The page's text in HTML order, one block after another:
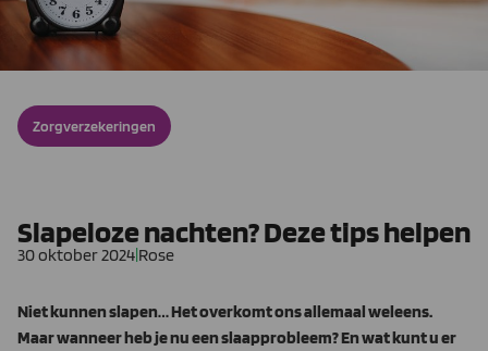
Zorgverzekeringen
Slapeloze nachten? Deze tips helpen
30 oktober 2024|Rose
Niet kunnen slapen… Het overkomt ons allemaal weleens.
Maar wanneer heb je nu een slaapprobleem? En wat kunt u er